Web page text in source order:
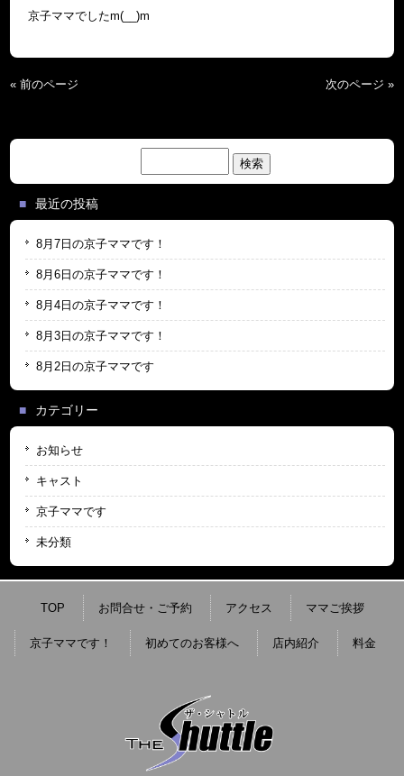
京子ママでしたm(__)m
« 前のページ 次のページ »
索:
最近の投稿
8月7日の京子ママです！
8月6日の京子ママです！
8月4日の京子ママです！
8月3日の京子ママです！
8月2日の京子ママです
カテゴリー
お知らせ
キャスト
京子ママです
未分類
TOP お問合せ・ご予約 アクセス ママご挨拶
京子ママです！ 初めてのお客様へ 店内紹介 料金